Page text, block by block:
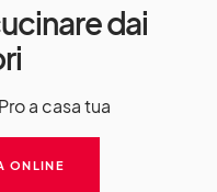
dai
a casa tua
ONLINE